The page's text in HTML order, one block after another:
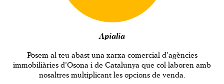
Apialia
Posem al teu abast una xarxa comercial d’agències
immobiliàries d’Osona i de Catalunya que col·laboren amb
nosaltres multiplicant les opcions de venda.